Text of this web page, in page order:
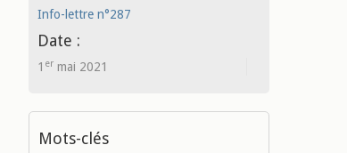
Info-lettre n°287
Date :
1 ermai 2021
Mots-clés